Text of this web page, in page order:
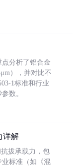
分析了铝合金
），并对比不
1标准和行业
数。
详解
拔承载力，包
标准（如《混